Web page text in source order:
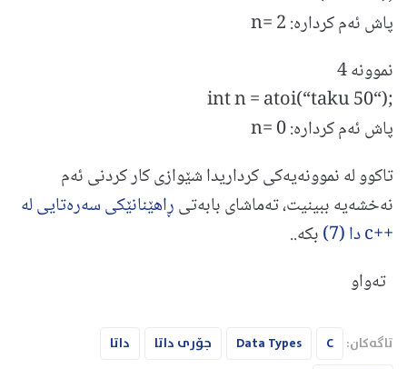
پاش ئه‌م كرداره: n= 2
نموونه 4
int n = atoi(“taku 50“);
پاش ئه‌م كرداره: n= 0
تاكوو له‌ نموونه‌یه‌كی كرداریدا شێوازی كار كردنی ئه‌م
نه‌خشه‌یه‌ ببینیت، ته‌ماشای بابه‌تیڕاهێنانێكی سه‌ره‌تایی له
++c دا (7)
بكه..
ته‌واو
تاگەکان: C
Data Types جۆری داتا
داتا